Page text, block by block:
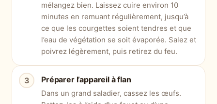
mélangez bien. Laissez cuire environ 10
minutes en remuant régulièrement, jusqu’à
ce que les courgettes soient tendres et que
l’eau de végétation se soit évaporée. Salez et
poivrez légèrement, puis retirez du feu.
Préparer l’appareil à flan
Dans un grand saladier, cassez les œufs.